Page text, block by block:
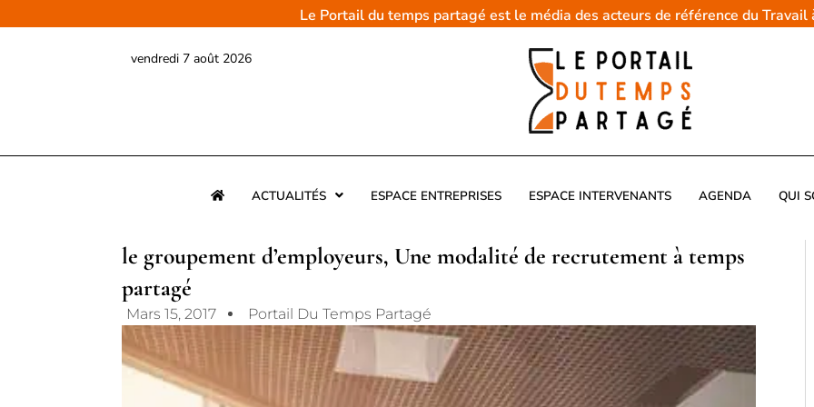
au
Le Portail du temps partagé est le média des acteurs de référence du
vendredi 7 août 2026
ACTUALITÉS ESPACE ENTREPRISES ESPACE INTERVENANTS AGENDA QUI
le groupement d’employeurs, Une modalité de recrutement à temps
partagé
Mars 15, 2017 Portail Du Temps Partagé